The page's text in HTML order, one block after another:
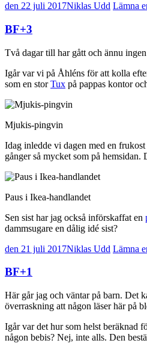
den 22 juli 2017Niklas Udd Lämna
BF+3
Två dagar till har gått och ännu
Igår var vi på Åhléns för att kolla
som en storTux på pappas kontor
Mjukis-pingvin
Idag inledde vi dagen med en frukost
gånger så mycket som på
Paus i Ikea-handlandet
Sen sist har jag också införskaffat en
dammsugare en dålig idé sist?
den 21 juli 2017Niklas Udd Lämna
BF+1
Här går jag och väntar på barn. Det
överraskning att någon läser här på
Igår var det hur som helst beräknad
någon bebis? Nej, inte alls. Den